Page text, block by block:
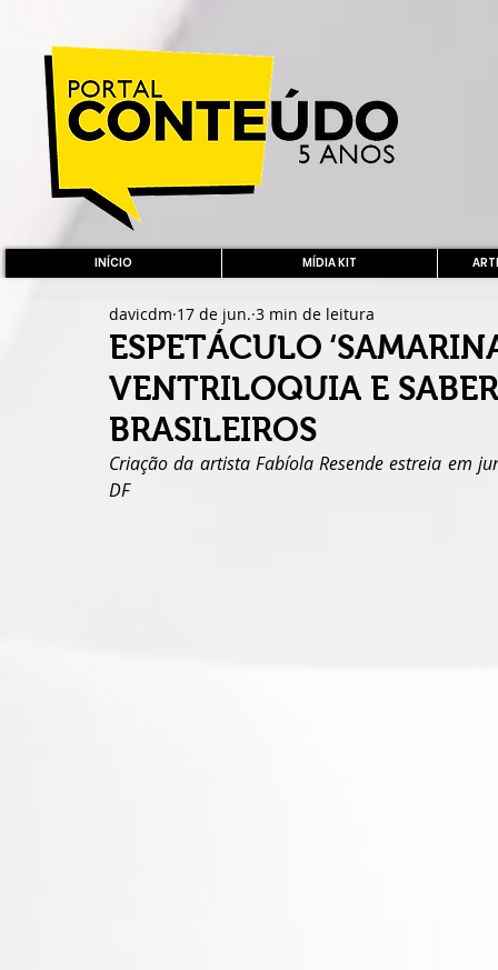
INÍCIO MÍDIA KIT
ESPETÁCULO
VENTRILOQUIA E
BRASILEIROS
davicdm 17 de jun. 3 min de leitura
Criação da artista Fabíola Resende estreia em
DF